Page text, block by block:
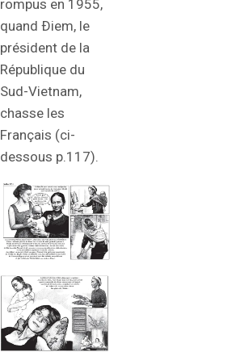
rompus en 1955,
quand Ðiem, le
président de la
République du
Sud-Vietnam,
chasse les
Français (ci-
dessous p.117).